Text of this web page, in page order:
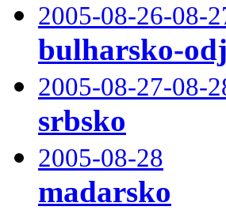
2005-08-26-08-
bulharsko-
2005-08-27-08-
srbsko
2005-08-28
madarsko